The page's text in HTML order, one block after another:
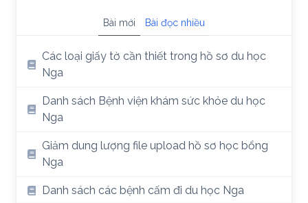
Bài mới Bài đọc nhiều
Các loại giấy tờ cần thiết trong hồ sơ du học
Nga
Danh sách Bệnh viện khám sức khỏe du học
Nga
Giảm dung lượng file upload hồ sơ học bổng
Nga
Danh sách các bệnh cấm đi du học Nga